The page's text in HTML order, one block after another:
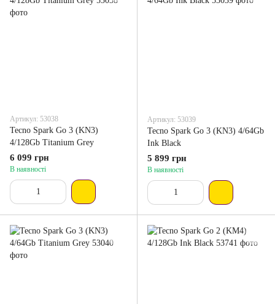
Артикул: 53038
Tecno Spark Go 3 (KN3)
4/128Gb Titanium Grey
6 099 грн
В наявності
Артикул: 53039
Tecno Spark Go 3 (KN3) 4/64Gb
Ink Black
5 899 грн
В наявності